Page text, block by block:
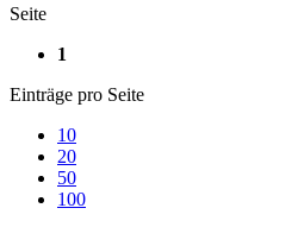
Seite
1
Einträge pro Seite
10
20
50
100